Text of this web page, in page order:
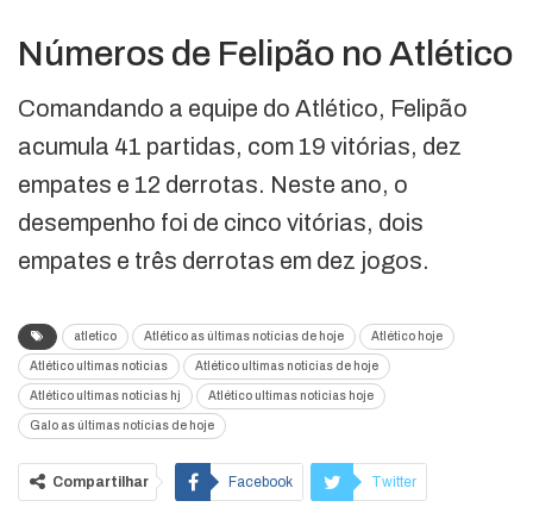
Números de Felipão no Atlético
Comandando a equipe do Atlético, Felipão
acumula 41 partidas, com 19 vitórias, dez
empates e 12 derrotas. Neste ano, o
desempenho foi de cinco vitórias, dois
empates e três derrotas em dez jogos.
atletico Atlético as últimas notícias de hoje Atlético hoje
Atlético ultimas noticias Atlético ultimas noticias de hoje
Atlético ultimas noticias hj Atlético ultimas noticias hoje
Galo as últimas notícias de hoje
Compartilhar Facebook Twitter